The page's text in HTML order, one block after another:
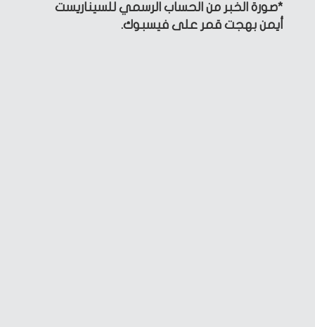
*صورة الخبر من الحساب الرسمي للسيناريست
أيمن بهجت قمر على فيسبوك.